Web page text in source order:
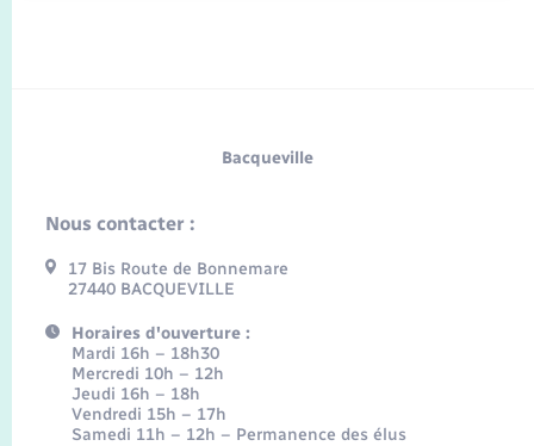
Bacqueville
Nous contacter :
17 Bis Route de Bonnemare
27440 BACQUEVILLE
Horaires d'ouverture :
Mardi 16h – 18h30
Mercredi 10h – 12h
Jeudi 16h – 18h
Vendredi 15h – 17h
Samedi 11h – 12h – Permanence des élus